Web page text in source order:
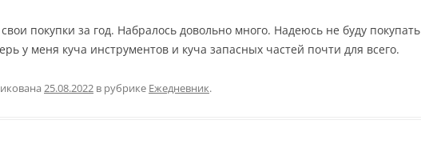
покупки за год. Набралось довольно много. Надеюсь не буду покупать
у меня куча инструментов и куча запасных частей почти для всего.
25.08.2022 в рубрике Ежедневник.